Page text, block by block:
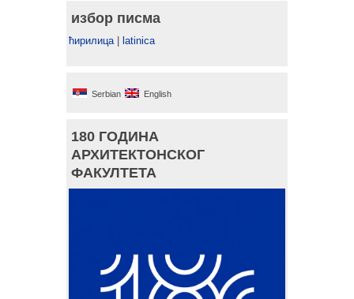
избор писма
ћирилица latinica
Serbian English
180 ГОДИНА
АРХИТЕКТОНСКОГ
ФАКУЛТЕТА